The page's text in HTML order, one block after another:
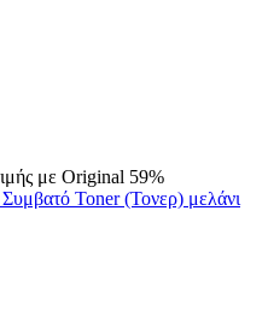
με Original 59%
Toner (Τονερ) μελάνι